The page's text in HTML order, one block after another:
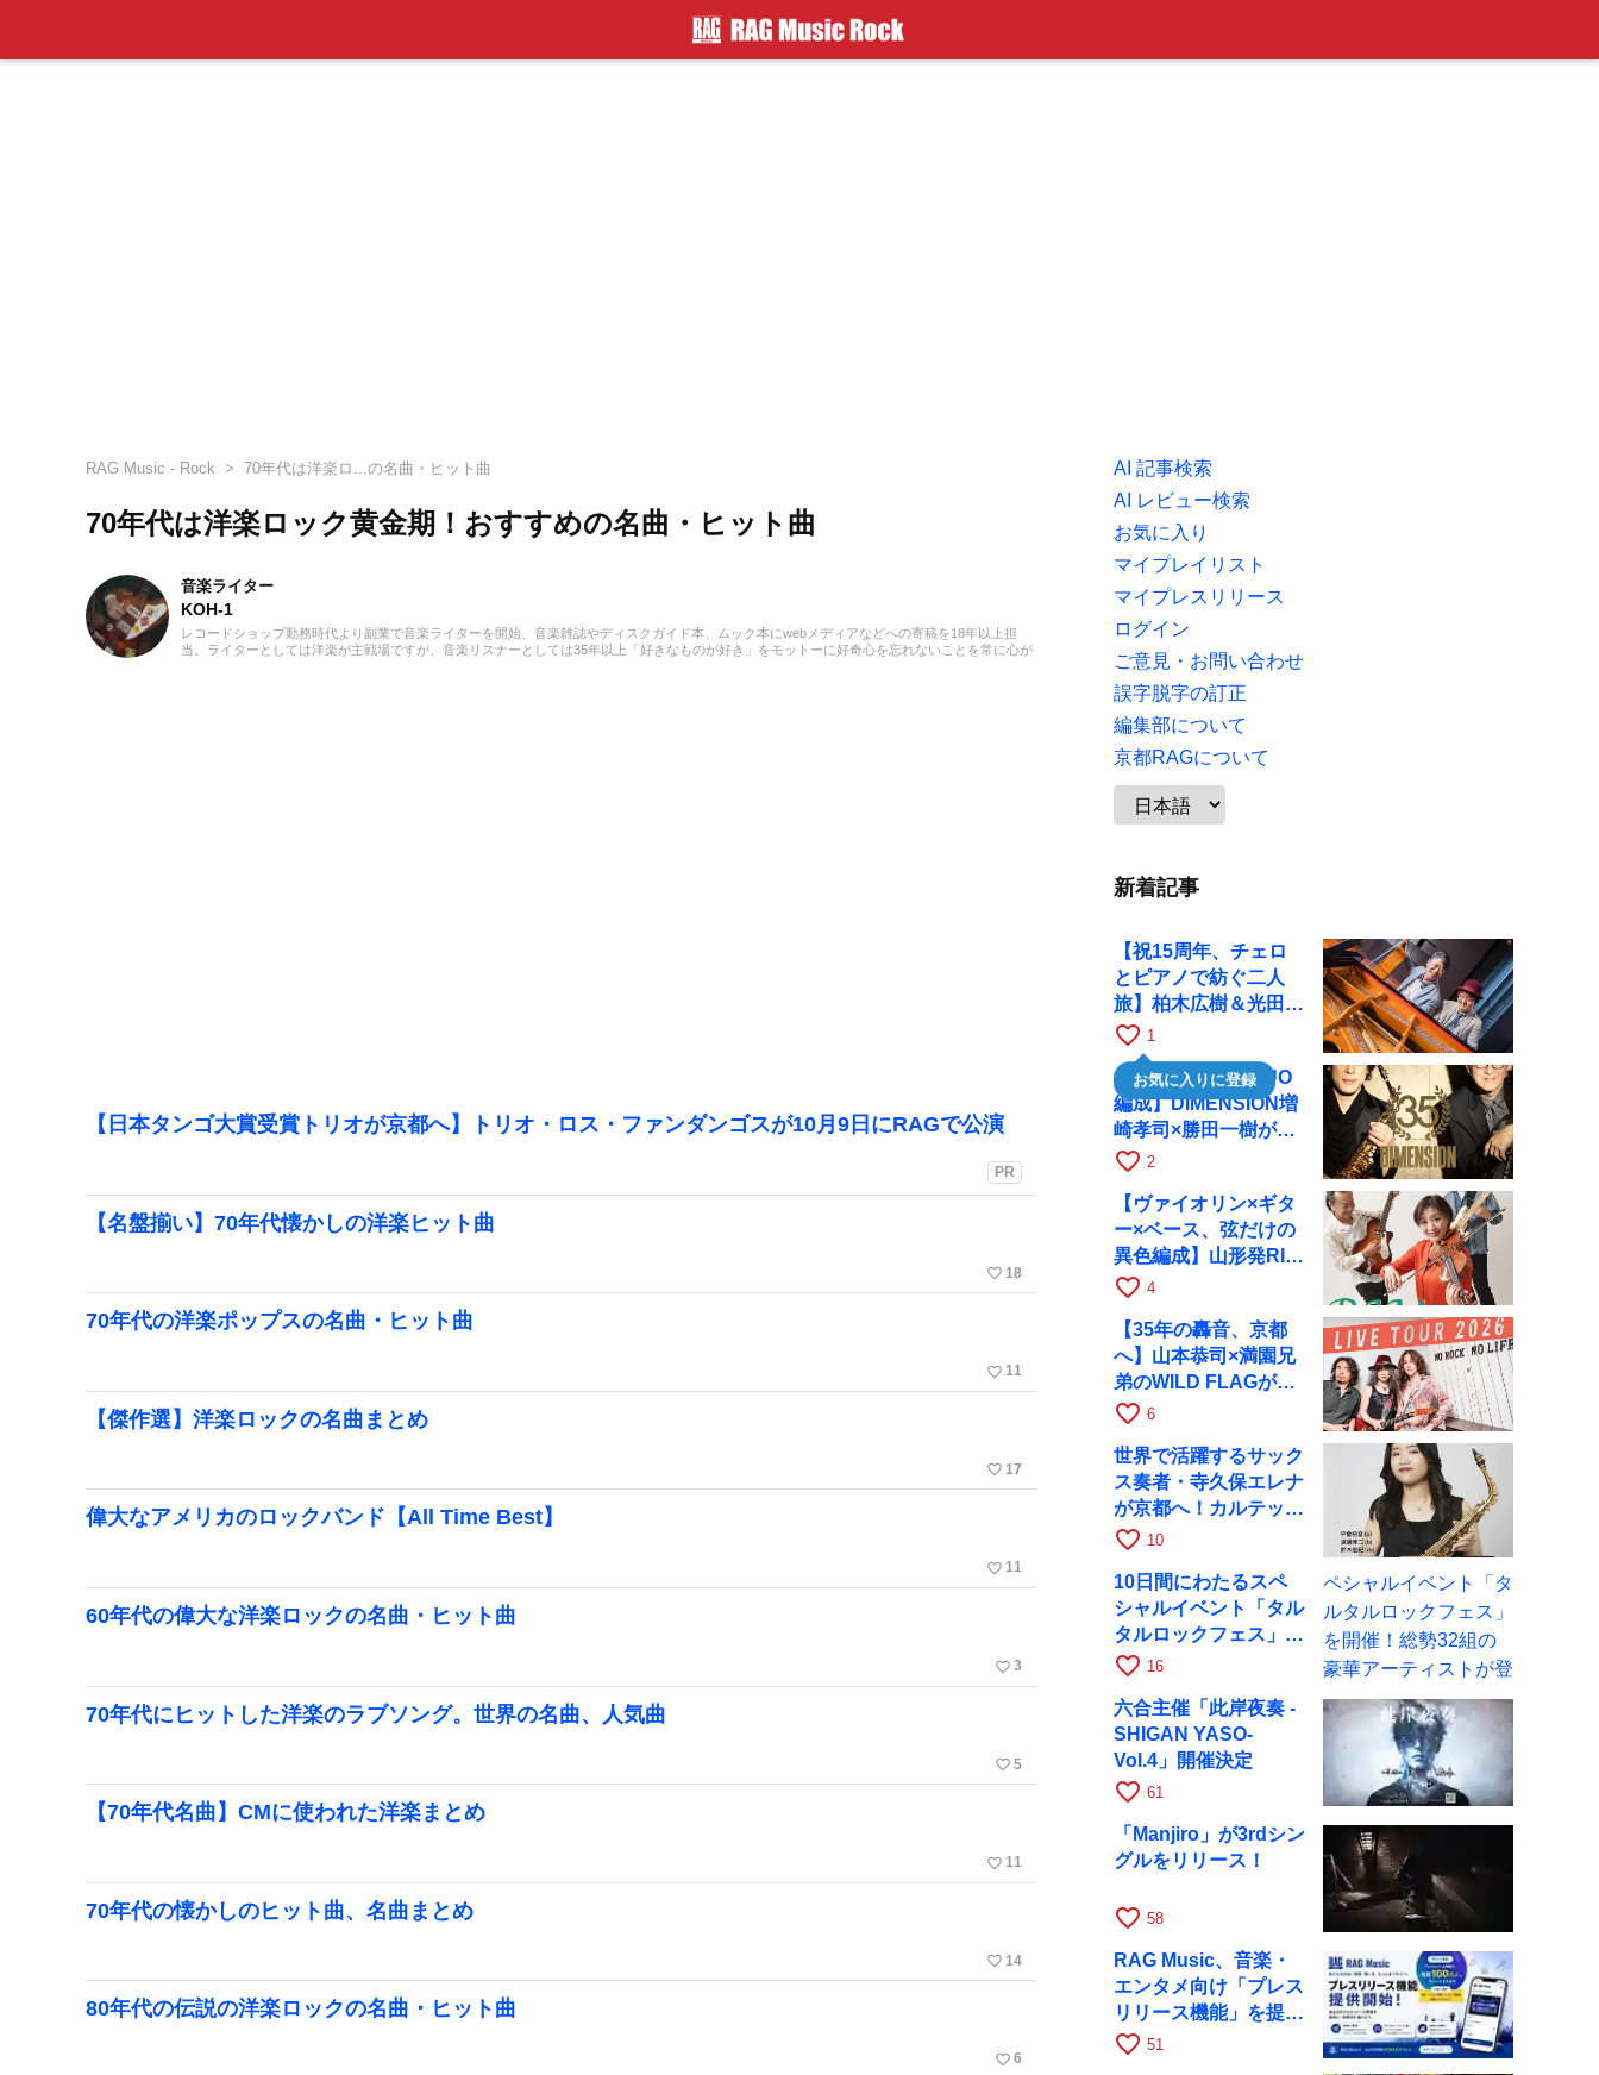
RAG Music - Rock 70年代は洋楽ロ...の名曲・ヒット曲
70年代は洋楽ロック黄金期！おすすめの名曲・ヒット曲
音楽ライター
KOH-1
レコードショップ勤務時代より副業で音楽ライターを開始、音楽雑誌やディスクガイド本、ムック本にwebメディアなどへの寄稿を18年以上担
当。ライターとしては洋楽が主戦場ですが、音楽リスナーとしては35年以上「好きなものが好き」をモットーに好奇心を忘れないことを常に心が
【日本タンゴ大賞受賞トリオが京都へ】トリオ・ロス・ファンダンゴスが10月9日にRAGで公演
PR
【名盤揃い】70年代懐かしの洋楽ヒット曲
favorite_border 18
70年代の洋楽ポップスの名曲・ヒット曲
favorite_border 11
【傑作選】洋楽ロックの名曲まとめ
favorite_border 17
偉大なアメリカのロックバンド【All Time Best】
favorite_border 11
60年代の偉大な洋楽ロックの名曲・ヒット曲
favorite_border 3
70年代にヒットした洋楽のラブソング。世界の名曲、人気曲
favorite_border 5
【70年代名曲】CMに使われた洋楽まとめ
favorite_border 11
70年代の懐かしのヒット曲、名曲まとめ
favorite_border 14
80年代の伝説の洋楽ロックの名曲・ヒット曲
favorite_border 6
AI 記事検索
AI レビュー検索
お気に入り
マイプレイリスト
マイプレスリリース
ログイン
ご意見・お問い合わせ
誤字脱字の訂正
編集部について
京都RAGについて
新着記事
【祝15周年、チェロ
とピアノで紡ぐ二人
旅】柏木広樹＆光田健
一が11月12日に京都
RAGへ
favorite_border 1
お気に入りに登録
【35周年で初のDUO
編成】DIMENSION増
崎孝司×勝田一樹が10
月11日に京都RAGへ
favorite_border 2
【ヴァイオリン×ギタ
ー×ベース、弦だけの
異色編成】山形発RIM
が初全国ツアーで8月
favorite_border 4
【35年の轟音、京都
へ】山本恭司×満園兄
弟のWILD FLAGが8
月6日にRAGでライブ
favorite_border 6
世界で活躍するサック
ス奏者・寺久保エレナ
が京都へ！カルテッ
ト・ツアー京都公演を
favorite_border 10
10日間にわたるスペ
シャルイベント「タル
タルロックフェス」を
開催！総勢32組の豪
favorite_border 16
六合主催「此岸夜奏 -
SHIGAN YASO-
Vol.4」開催決定
favorite_border 61
「Manjiro」が3rdシン
グルをリリース！
favorite_border 58
RAG Music、音楽・
エンタメ向け「プレス
リリース機能」を提供
開始
favorite_border 51